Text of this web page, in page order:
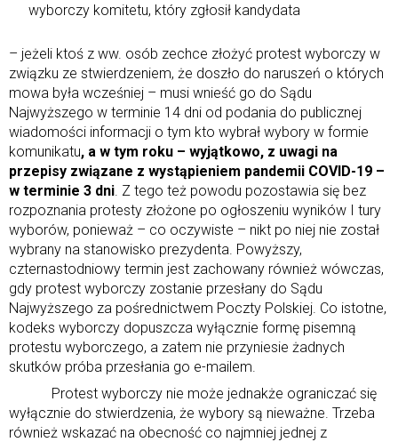
wyborczy komitetu, który zgłosił kandydata
– jeżeli ktoś z ww. osób zechce złożyć protest wyborczy w
związku ze stwierdzeniem, że doszło do naruszeń o których
mowa była wcześniej – musi wnieść go do Sądu
Najwyższego w terminie 14 dni od podania do publicznej
wiadomości informacji o tym kto wybrał wybory w formie
komunikatu, a w tym roku – wyjątkowo, z uwagi na
przepisy związane z wystąpieniem pandemii COVID-19 –
w terminie 3 dni . Z tego też powodu pozostawia się bez
rozpoznania protesty złożone po ogłoszeniu wyników I tury
wyborów, ponieważ – co oczywiste – nikt po niej nie został
wybrany na stanowisko prezydenta. Powyższy,
czternastodniowy termin jest zachowany również wówczas,
gdy protest wyborczy zostanie przesłany do Sądu
Najwyższego za pośrednictwem Poczty Polskiej. Co istotne,
kodeks wyborczy dopuszcza wyłącznie formę pisemną
protestu wyborczego, a zatem nie przyniesie żadnych
skutków próba przesłania go e-mailem.
Protest wyborczy nie może jednakże ograniczać się
wyłącznie do stwierdzenia, że wybory są nieważne. Trzeba
również wskazać na obecność co najmniej jednej z